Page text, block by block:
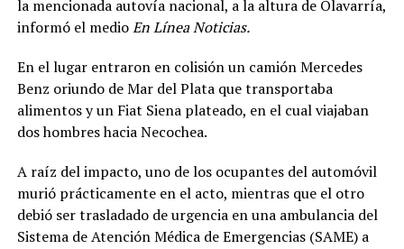
la mencionada autovía nacional, a la altura de Olavarría,
informó el medioEn Línea Noticias.
En el lugar entraron en colisión un camión Mercedes
Benz oriundo de Mar del Plata que transportaba
alimentos y un Fiat Siena plateado, en el cual viajaban
dos hombres hacia Necochea.
A raíz del impacto, uno de los ocupantes del automóvil
murió prácticamente en el acto, mientras que el otro
debió ser trasladado de urgencia en una ambulancia del
Sistema de Atención Médica de Emergencias (SAME) a